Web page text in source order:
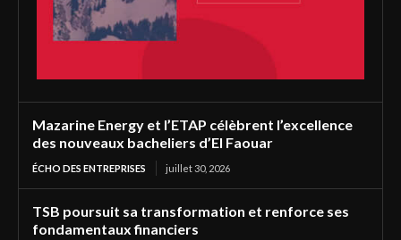
Mazarine Energy et l’ETAP célèbrent l’excellence
des nouveaux bacheliers d’El Faouar
ÉCHO DES ENTREPRISES juillet 30, 2026
TSB poursuit sa transformation et renforce ses
fondamentaux financiers